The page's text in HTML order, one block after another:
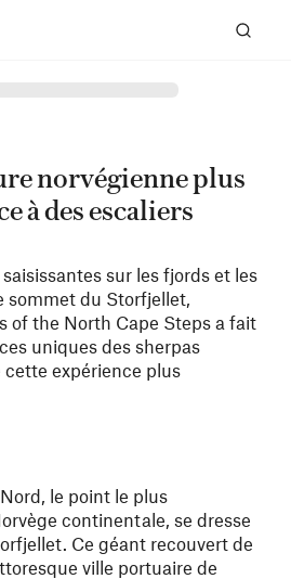
norvégienne plus
à des escaliers
sur les fjords et les
sommet du Storfjellet,
of the North Cape Steps a fait
uniques des sherpas
expérience plus
le point le plus
continentale, se dresse
Ce géant recouvert de
ville portuaire de